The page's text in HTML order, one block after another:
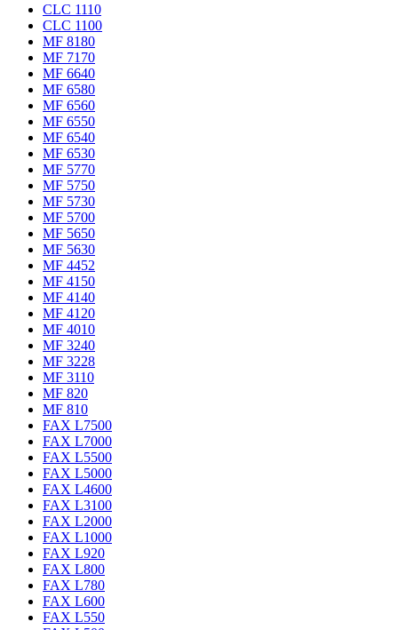
CLC 1110
CLC 1100
MF 8180
MF 7170
MF 6640
MF 6580
MF 6560
MF 6550
MF 6540
MF 6530
MF 5770
MF 5750
MF 5730
MF 5700
MF 5650
MF 5630
MF 4452
MF 4150
MF 4140
MF 4120
MF 4010
MF 3240
MF 3228
MF 3110
MF 820
MF 810
FAX L7500
FAX L7000
FAX L5500
FAX L5000
FAX L4600
FAX L3100
FAX L2000
FAX L1000
FAX L920
FAX L800
FAX L780
FAX L600
FAX L550